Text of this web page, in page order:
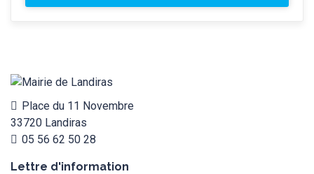
Place du 11 Novembre
33720 Landiras
05 56 62 50 28
Lettre d'information